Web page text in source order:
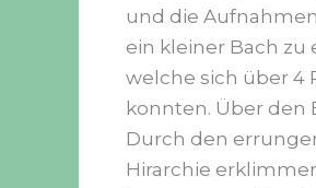
und die
ein kleiner Bach zu
welche sich über 4
konnten. Über den
Durch den
Hirarchie